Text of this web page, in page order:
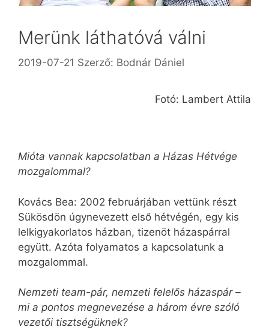
Merünk láthatóvá válni
2019-07-21 Szerző: Bodnár Dániel
Fotó: Lambert Attila
Mióta vannak kapcsolatban a Házas Hétvége
mozgalommal?
Kovács Bea: 2002 februárjában vettünk részt
Sükösdön úgynevezett első hétvégén, egy kis
lelkigyakorlatos házban, tizenöt házaspárral
együtt. Azóta folyamatos a kapcsolatunk a
mozgalommal.
Nemzeti team-pár, nemzeti felelős házaspár –
mi a pontos megnevezése a három évre szóló
vezetői tisztségüknek?